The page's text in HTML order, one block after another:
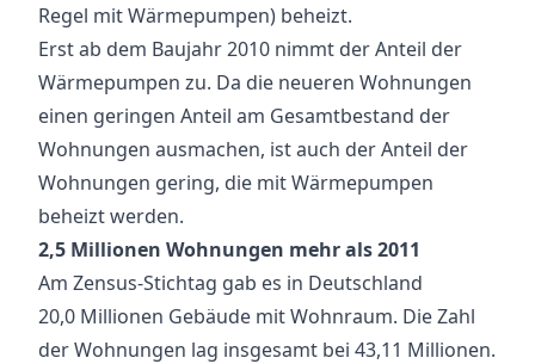
Regel mit Wärmepumpen) beheizt.
Erst ab dem Baujahr 2010 nimmt der Anteil der
Wärmepumpen zu. Da die neueren Wohnungen
einen geringen Anteil am Gesamtbestand der
Wohnungen ausmachen, ist auch der Anteil der
Wohnungen gering, die mit Wärmepumpen
beheizt werden.
2,5 Millionen Wohnungen mehr als 2011
Am Zensus-Stichtag gab es in Deutschland
20,0 Millionen Gebäude mit Wohnraum. Die Zahl
der Wohnungen lag insgesamt bei 43,11 Millionen.